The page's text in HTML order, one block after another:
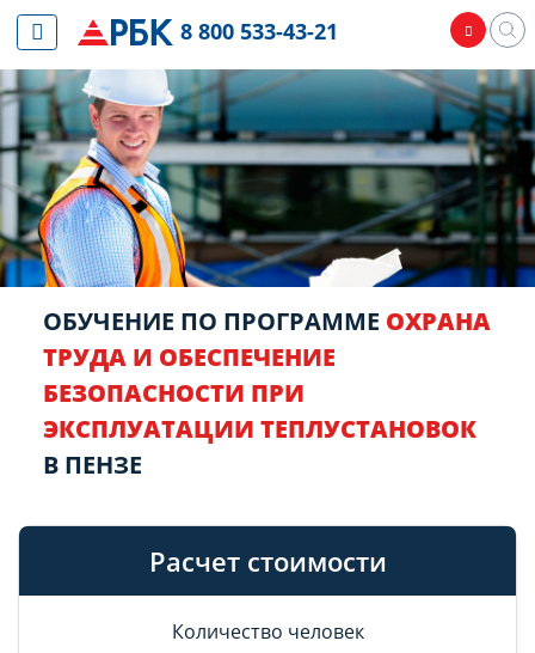
ОБУЧЕНИЕ ПО ПРОГРАММЕ ОХРАНА
ТРУДА И ОБЕСПЕЧЕНИЕ
БЕЗОПАСНОСТИ ПРИ
ЭКСПЛУАТАЦИИ ТЕПЛУСТАНОВОК
В ПЕНЗЕ
Расчет стоимости
Количество человек
8 800 533-43-21